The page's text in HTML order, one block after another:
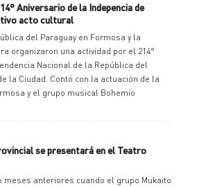
Aniversario de la Indepencia de
acto cultural
del Paraguay en Formosa y la
organizaron una actividad por el 214°
Nacional de la República del
la Ciudad. Contó con la actuación de la
y el grupo musical Bohemio
se presentará en el Teatro
meses anteriores cuando el grupo Mukaito